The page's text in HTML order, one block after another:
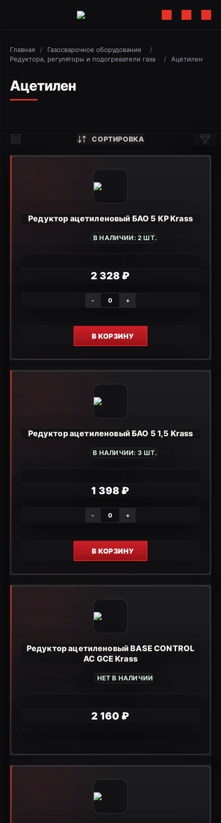
Главная / Газосварочное оборудование
/
Редуктора, регуляторы и подогреватели газа
/ Ацетилен
Ацетилен
СОРТИРОВКА
Редуктор ацетиленовый БАО 5 КР Krass
В НАЛИЧИИ: 2 ШТ.
2 328 ₽
- +
В КОРЗИНУ
Редуктор ацетиленовый БАО 5 1,5 Krass
В НАЛИЧИИ: 3 ШТ.
1 398 ₽
- +
В КОРЗИНУ
Редуктор ацетиленовый BASE CONTROL
АС GCE Krass
НЕТ В НАЛИЧИИ
2 160 ₽